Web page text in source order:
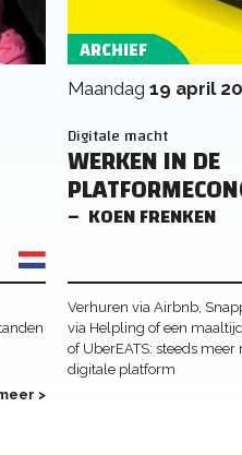
>
ARCHIEF
maandag19 april
Digitale macht
WERKEN IN DE
KOEN FRENKEN
Verhuren via Airbnb,
via Helpling of een
of UberEATS: steeds
digitale platform